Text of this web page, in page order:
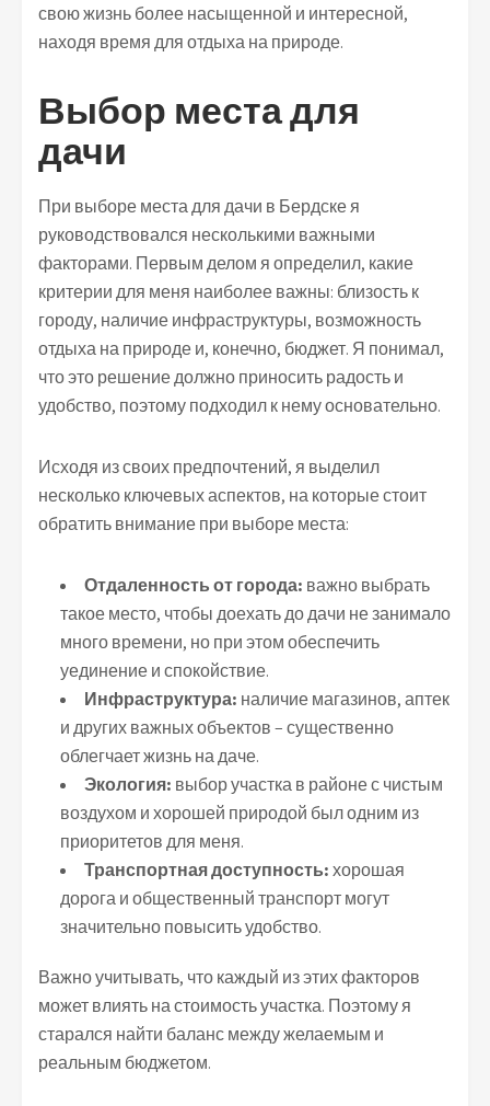
свою жизнь более насыщенной и интересной,
находя время для отдыха на природе.
Выбор места для
дачи
При выборе места для дачи в Бердске я
руководствовался несколькими важными
факторами. Первым делом я определил, какие
критерии для меня наиболее важны: близость к
городу, наличие инфраструктуры, возможность
отдыха на природе и, конечно, бюджет. Я понимал,
что это решение должно приносить радость и
удобство, поэтому подходил к нему основательно.
Исходя из своих предпочтений, я выделил
несколько ключевых аспектов, на которые стоит
обратить внимание при выборе места:
Отдаленность от города: важно выбрать
такое место, чтобы доехать до дачи не занимало
много времени, но при этом обеспечить
уединение и спокойствие.
Инфраструктура: наличие магазинов, аптек
и других важных объектов – существенно
облегчает жизнь на даче.
Экология: выбор участка в районе с чистым
воздухом и хорошей природой был одним из
приоритетов для меня.
Транспортная доступность:хорошая
дорога и общественный транспорт могут
значительно повысить удобство.
Важно учитывать, что каждый из этих факторов
может влиять на стоимость участка. Поэтому я
старался найти баланс между желаемым и
реальным бюджетом.